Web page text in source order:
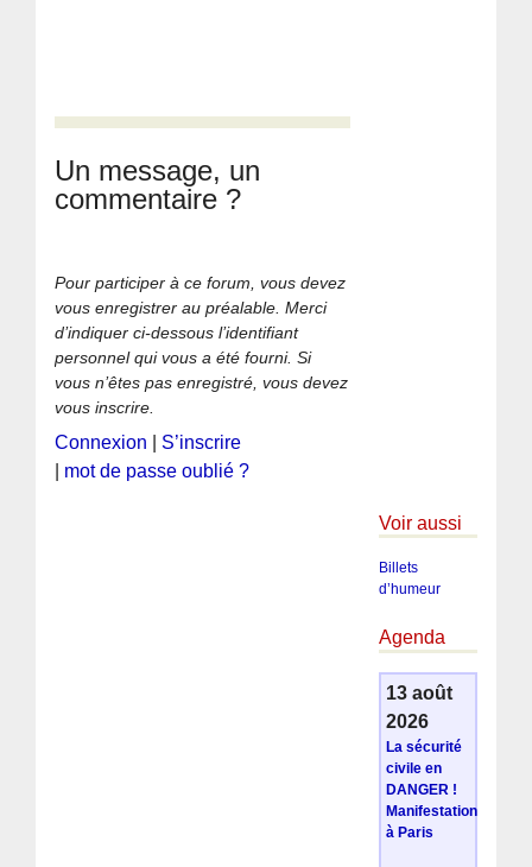
Un message, un
commentaire ?
Pour participer à ce forum, vous devez
vous enregistrer au préalable. Merci
d’indiquer ci-dessous l’identifiant
personnel qui vous a été fourni. Si
vous n’êtes pas enregistré, vous devez
vous inscrire.
Connexion
S’inscrire
mot de passe oublié ?
Voir aussi
Billets
d’humeur
Agenda
13 août
2026
La sécurité
civile en
DANGER !
Manifestation
à Paris